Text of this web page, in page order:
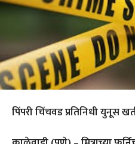
पिंपरी चिंचवड प्रतिनिधी युनूस